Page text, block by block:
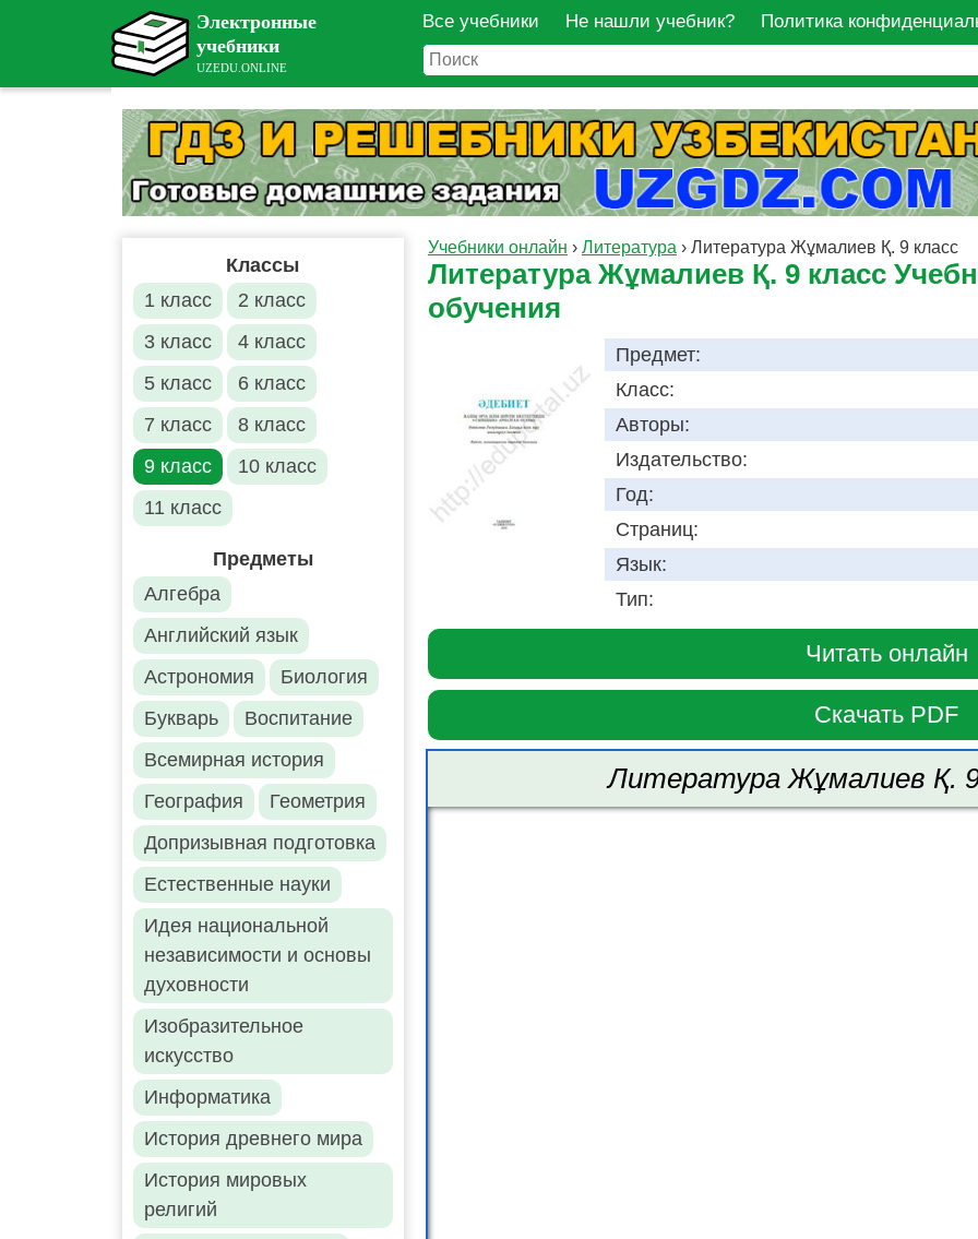
Все учебники Не нашли учебник? Политика
Классы
1 класс
2 класс
3 класс
4 класс
5 класс
6 класс
7 класс
8 класс
9 класс
10 класс
11 класс
Предметы
Алгебра
Английский язык
Астрономия
Биология
Букварь
Воспитание
Всемирная история
География
Геометрия
Допризывная подготовка
Естественные науки
Идея национальной
независимости и основы
духовности
Изобразительное
искусство
Информатика
История древнего мира
История мировых
религий
Учебники онлайн › Литература › Литература Жұмалиев Қ. 9 класс
Литература Жұмалиев Қ. 9 класс
обучения
Предмет:
Класс:
Авторы:
Издательство:
Год:
Страниц:
Язык:
Тип:
Читать онлайн
Скачать PDF
Литература Жұмалиев Қ. 9